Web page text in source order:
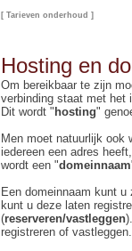
[ Tarieven onderhoud ]
Hosting en
Om bereikbaar te zijn
verbinding staat met het
Dit wordt " hosting"
Men moet natuurlijk ook
iedereen een adres
wordt een "domeinnaam
Een domeinnaam kunt
kunt u deze laten
(reserveren/vastleggen
registreren of vastleggen.